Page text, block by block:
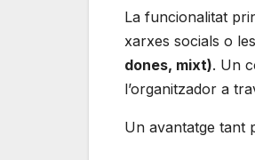
La funcionalitat
xarxes socials o
dones, mixt). Un
l’organitzador a
Un avantatge tant